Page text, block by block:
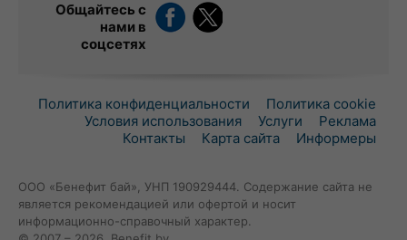
Общайтесь с
нами в
соцсетях
Политика конфиденциальности
Политика cookie
Условия использования
Услуги
Реклама
Контакты
Карта сайта Информеры
ООО «Бенефит бай», УНП 190929444. Содержание сайта не
является рекомендацией или офертой и носит
информационно-справочный характер.